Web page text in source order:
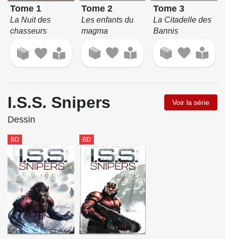
Tome 1
La Nuit des
chasseurs
Tome 2
Les enfants du
magma
Tome 3
La Citadelle des
Bannis
I.S.S. Snipers Voir la série
Dessin
BD BD